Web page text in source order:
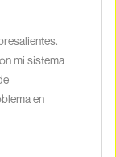
mi sistema
en